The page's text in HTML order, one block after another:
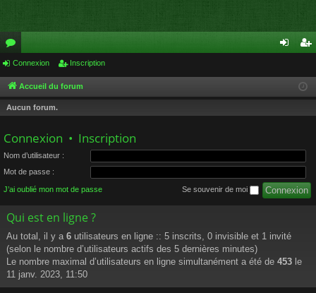
or
u
m
cri
Connexion Inscription
Accueil du forum
Aucun forum.
Connexion • Inscription
Nom d’utilisateur :
Mot de passe :
J’ai oublié mon mot de passe Se souvenir de moi
Qui est en ligne ?
Au total, il y a 6 utilisateurs en ligne :: 5 inscrits, 0 invisible et 1 invité
(selon le nombre d’utilisateurs actifs des 5 dernières minutes)
Le nombre maximal d’utilisateurs en ligne simultanément a été de 453 le
11 janv. 2023, 11:50